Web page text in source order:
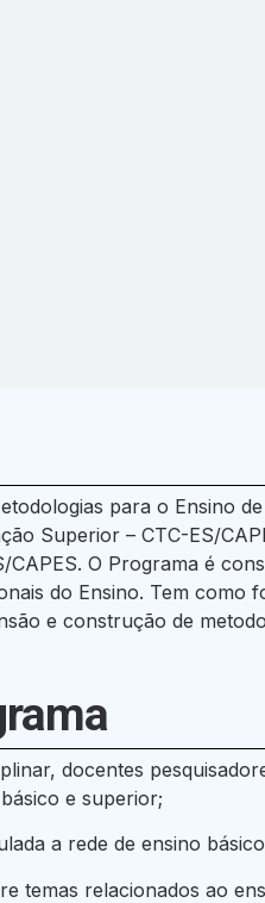
para o Ensino
Superior – CTC-ES/
CAPES. O Programa é
do Ensino. Tem
e construção de
docentes
e superior;
a rede de ensino
temas relacionados ao